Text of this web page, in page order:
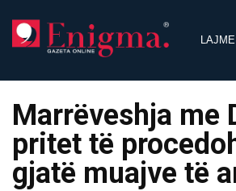
content
LAJME
Marrëveshja me
pritet të
gjatë muajve të